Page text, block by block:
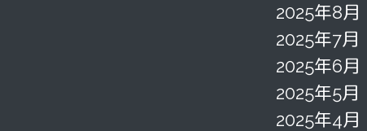
2025年8月
2025年7月
2025年6月
2025年5月
2025年4月